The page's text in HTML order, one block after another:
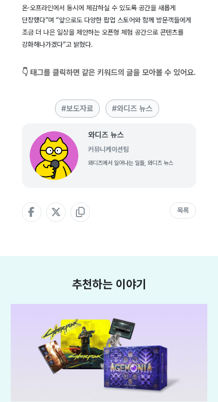
온⋅오프라인에서 동시에 체감하실 수 있도록 공간을 새롭게
단장했다”며 “앞으로도 다양한 팝업 스토어와 함께 방문객들에게
조금 더 나은 일상을 제안하는 오픈형 체험 공간으로 콘텐츠를
강화해나가겠다”고 밝혔다.
👇 태그를 클릭하면 같은 키워드의 글을 모아볼 수 있어요.
보도자료 와디즈 뉴스
와디즈 뉴스
커뮤니케이션팀
와디즈에서 일어나는 일들, 와디즈 뉴스
목록
추천하는 이야기